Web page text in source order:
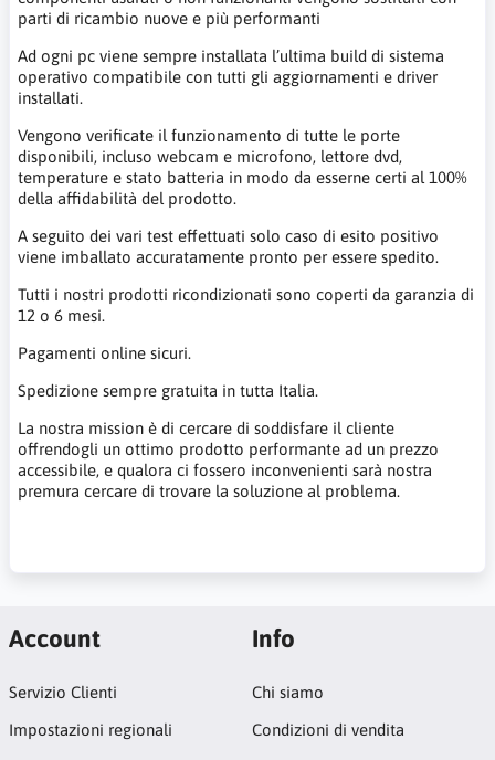
parti di ricambio nuove e più performanti
Ad ogni pc viene sempre installata l’ultima build di sistema
operativo compatibile con tutti gli aggiornamenti e driver
installati.
Vengono verificate il funzionamento di tutte le porte
disponibili, incluso webcam e microfono, lettore dvd,
temperature e stato batteria in modo da esserne certi al 100%
della affidabilità del prodotto.
A seguito dei vari test effettuati solo caso di esito positivo
viene imballato accuratamente pronto per essere spedito.
Tutti i nostri prodotti ricondizionati sono coperti da garanzia di
12 o 6 mesi.
Pagamenti online sicuri.
Spedizione sempre gratuita in tutta Italia.
La nostra mission è di cercare di soddisfare il cliente
offrendogli un ottimo prodotto performante ad un prezzo
accessibile, e qualora ci fossero inconvenienti sarà nostra
premura cercare di trovare la soluzione al problema.
Account
Servizio Clienti
Impostazioni regionali
Info
Chi siamo
Condizioni di vendita